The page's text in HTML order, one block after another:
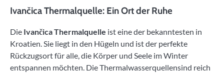
Ivančica Thermalquelle: Ein Ort der Ruhe
Die Ivančica Thermalquelle ist eine der bekanntesten in
Kroatien. Sie liegt in den Hügeln und ist der perfekte
Rückzugsort für alle, die Körper und Seele im Winter
entspannen möchten. Die Thermalwasserquellensind reich